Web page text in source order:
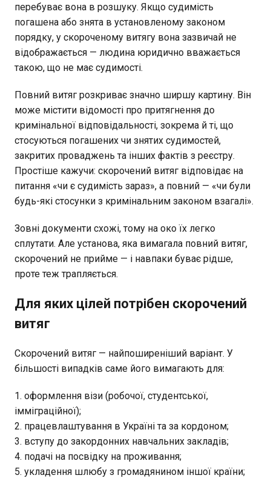
перебуває вона в розшуку. Якщо судимість
погашена або знята в установленому законом
порядку, у скороченому витягу вона зазвичай не
відображається — людина юридично вважається
такою, що не має судимості.
Повний витяг розкриває значно ширшу картину. Він
може містити відомості про притягнення до
кримінальної відповідальності, зокрема й ті, що
стосуються погашених чи знятих судимостей,
закритих проваджень та інших фактів з реєстру.
Простіше кажучи: скорочений витяг відповідає на
питання «чи є судимість зараз», а повний — «чи були
будь-які стосунки з кримінальним законом взагалі».
Зовні документи схожі, тому на око їх легко
сплутати. Але установа, яка вимагала повний витяг,
скорочений не прийме — і навпаки буває рідше,
проте теж трапляється.
Для яких цілей потрібен скорочений
витяг
Скорочений витяг — найпоширеніший варіант. У
більшості випадків саме його вимагають для:
оформлення візи (робочої, студентської,
імміграційної);
працевлаштування в Україні та за кордоном;
вступу до закордонних навчальних закладів;
подачі на посвідку на проживання;
укладення шлюбу з громадянином іншої країни;